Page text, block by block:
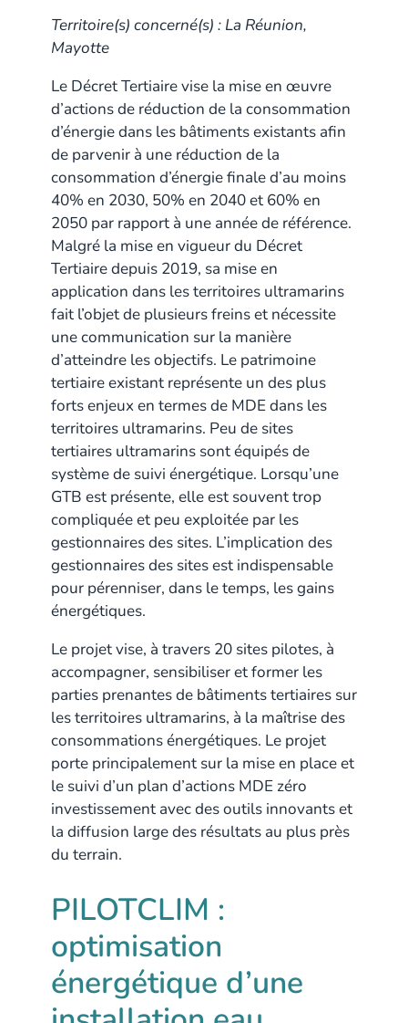
Territoire(s) concerné(s) : La Réunion,
Mayotte
Le Décret Tertiaire vise la mise en œuvre
d’actions de réduction de la consommation
d’énergie dans les bâtiments existants afin
de parvenir à une réduction de la
consommation d’énergie finale d’au moins
40% en 2030, 50% en 2040 et 60% en
2050 par rapport à une année de référence.
Malgré la mise en vigueur du Décret
Tertiaire depuis 2019, sa mise en
application dans les territoires ultramarins
fait l’objet de plusieurs freins et nécessite
une communication sur la manière
d’atteindre les objectifs. Le patrimoine
tertiaire existant représente un des plus
forts enjeux en termes de MDE dans les
territoires ultramarins. Peu de sites
tertiaires ultramarins sont équipés de
système de suivi énergétique. Lorsqu’une
GTB est présente, elle est souvent trop
compliquée et peu exploitée par les
gestionnaires des sites. L’implication des
gestionnaires des sites est indispensable
pour pérenniser, dans le temps, les gains
énergétiques.
Le projet vise, à travers 20 sites pilotes, à
accompagner, sensibiliser et former les
parties prenantes de bâtiments tertiaires sur
les territoires ultramarins, à la maîtrise des
consommations énergétiques. Le projet
porte principalement sur la mise en place et
le suivi d’un plan d’actions MDE zéro
investissement avec des outils innovants et
la diffusion large des résultats au plus près
du terrain.
PILOTCLIM :
optimisation
énergétique d’une